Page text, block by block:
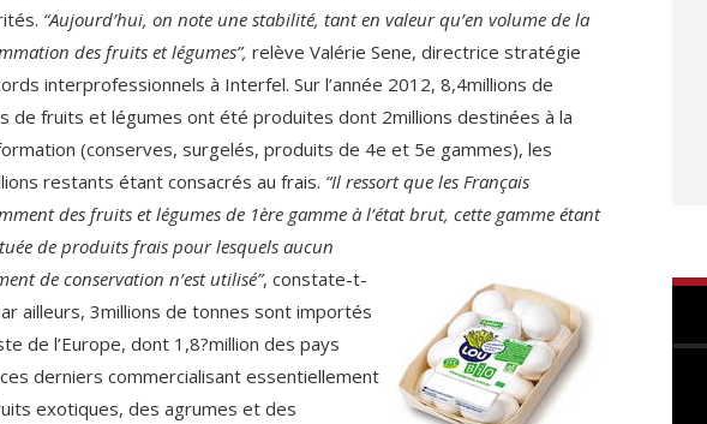
“Aujourd’hui, on note une stabilité, tant en valeur qu’en volume de la
des fruits et légumes”, relève Valérie Sene, directrice stratégie
interprofessionnels à Interfel. Sur l’année 2012, 8,4millions de
de fruits et légumes ont été produites dont 2millions destinées à la
(conserves, surgelés, produits de 4e et 5e gammes), les
restants étant consacrés au frais. “Il ressort que les Français
des fruits et légumes de 1ère gamme à l’état brut, cette gamme étant
de produits frais pourlesquels aucun
de conservation n’est utilisé”, constate-t-
ailleurs, 3millions de tonnes sont importés
de l’Europe, dont 1,8?million des pays
derniers commercialisant essentiellement
exotiques, des agrumes et des